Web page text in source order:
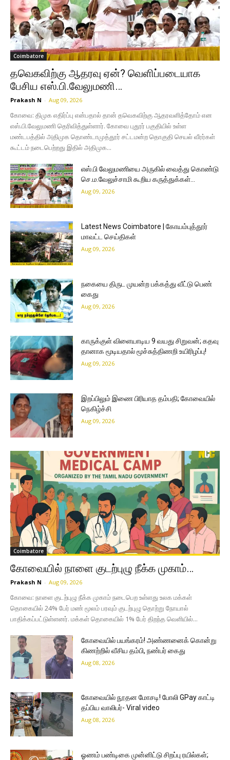
Coimbatore
தவெகவிற்கு ஆதரவு ஏன்? வெளிப்படையாக
பேசிய எஸ்.பி.வேலுமணி…
Prakash N - Aug 09, 2026
கோவை: திமுக எதிர்ப்பு என்பதால் தான் தவெகவிற்கு ஆதரவளித்தோம் என
எஸ்.பி.வேலுமணி தெரிவித்துள்ளார். கோவை புதூர் பகுதியில் உள்ள
மண்டபத்தில் அதிமுக தொண்டாமுத்தூர் சட்டமன்ற தொகுதி செயல் வீரர்கள்
கூட்டம் நடைபெற்றது இதில் அதிமுக...
எஸ்.பி வேலுமணியை அருகில் வைத்து கொண்டு
செ.ம.வேலுச்சாமி கூறிய கருத்துக்கள்…
Aug 09, 2026
Latest News Coimbatore | கோயம்புத்தூர்
மாவட்ட செய்திகள்
Aug 09, 2026
நகையை திருட முயன்ற பக்கத்து வீட்டு பெண்
கைது
Aug 09, 2026
காருக்குள் விளையாடிய 9 வயது சிறுவன்; கதவு
தானாக மூடியதால் மூச்சுத்திணறி உயிரிழப்பு!
Aug 09, 2026
இறப்பிலும் இணை பிரியாத தம்பதி; கோவையில்
நெகிழ்ச்சி
Aug 09, 2026
Coimbatore
கோவையில் நாளை குடற்புழு நீக்க முகாம்…
Prakash N - Aug 09, 2026
கோவை: நாளை குடற்புழு நீக்க முகாம் நடைபெற உள்ளது உலக மக்கள்
தொகையில் 24% பேர் மண் மூலம் பரவும் குடற்புழு தொற்று நோயால்
பாதிக்கப்பட்டுள்ளனர். மக்கள் தொகையில் 1% பேர் திறந்த வெளியில்...
கோவையில் பயங்கரம்! அண்ணனைக் கொன்று
கிணற்றில் வீசிய தம்பி, நண்பர் கைது
Aug 08, 2026
கோவையில் நூதன மோசடி! போலி GPay காட்டி
தப்பிய வாலிபர்- Viral video
Aug 08, 2026
ஓணம் பண்டிகை முன்னிட்டு சிறப்பு ரயில்கள்;